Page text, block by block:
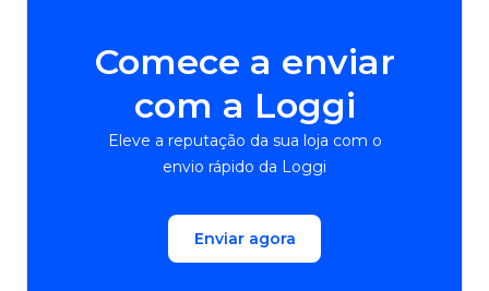
Comece a enviar
com a Loggi
Eleve a reputação da sua loja com o
envio rápido da Loggi
Enviar agora